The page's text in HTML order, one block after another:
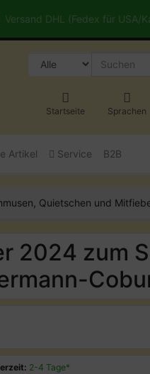
Versand DHL (Fedex für USA/
Startseite Sprachen
Artikel Service B2B
Quietschen und
2024 zum
2-4 Tage*